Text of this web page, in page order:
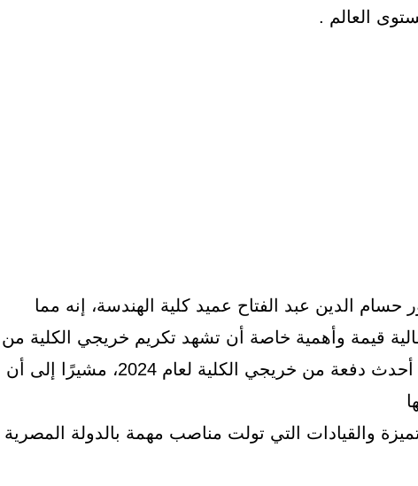
حسام الدين عبد الفتاح عميد كلية الهندسة، إنه مما
قيمة وأهمية خاصة أن تشهد تكريم خريجي الكلية من
الرواد دفعة 1974، مع أحدث دفعة من خريجي الكلية لعام 2024، مشيرًا إلى أن
والقيادات التي تولت مناصب مهمة بالدولة المصرية